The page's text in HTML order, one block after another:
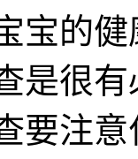
宝的
是很
要注